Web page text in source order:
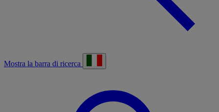
Mostra la barra di ricerca